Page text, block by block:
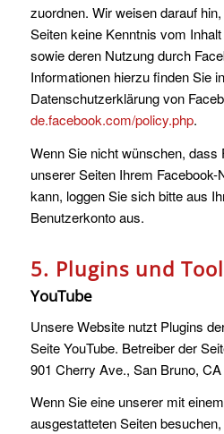
zuordnen. Wir weisen darauf
Seiten keine Kenntnis vom
sowie deren Nutzung durch
Informationen hierzu finden Sie
Datenschutzerklärung von
de.facebook.com/policy.php.
Wenn Sie nicht wünschen, dass
unserer Seiten Ihrem
kann, loggen Sie sich bitte aus
Benutzerkonto aus.
5. Plugins und
YouTube
Unsere Website nutzt Plugins
Seite YouTube. Betreiber der
901 Cherry Ave., San Bruno,
Wenn Sie eine unserer mit
ausgestatteten Seiten